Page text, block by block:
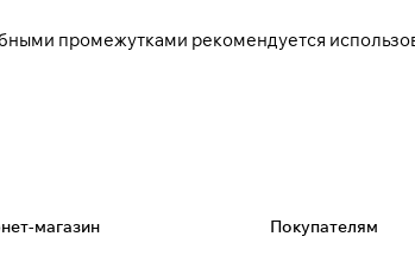
промежутками рекомендуется
магазин Покупателям